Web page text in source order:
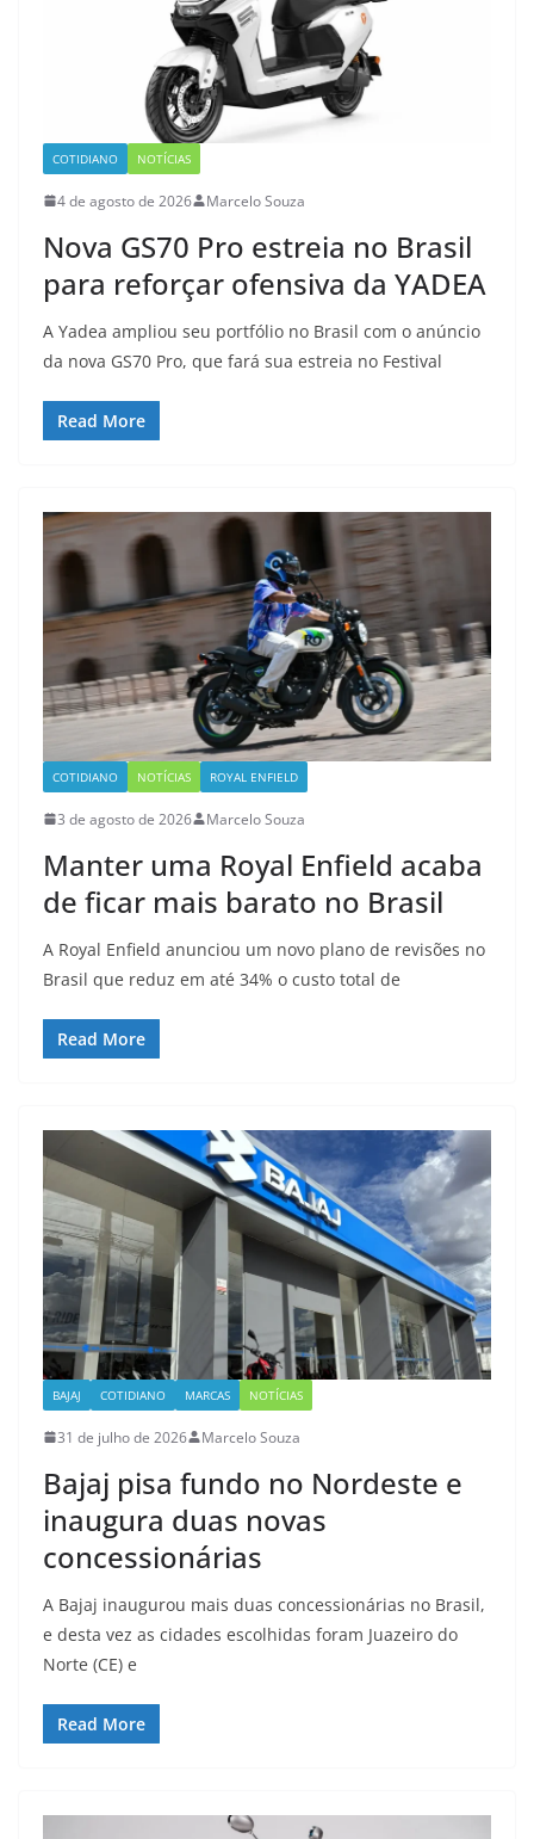
COTIDIANO NOTÍCIAS
4 de agosto de 2026 Marcelo Souza
Nova GS70 Pro estreia no Brasil
para reforçar ofensiva da YADEA
A Yadea ampliou seu portfólio no Brasil com o anúncio
da nova GS70 Pro, que fará sua estreia no Festival
Read More
COTIDIANO NOTÍCIAS ROYAL ENFIELD
3 de agosto de 2026 Marcelo Souza
Manter uma Royal Enfield acaba
de ficar mais barato no Brasil
A Royal Enfield anunciou um novo plano de revisões no
Brasil que reduz em até 34% o custo total de
Read More
BAJAJ COTIDIANO MARCAS NOTÍCIAS
31 de julho de 2026 Marcelo Souza
Bajaj pisa fundo no Nordeste e
inaugura duas novas
concessionárias
A Bajaj inaugurou mais duas concessionárias no Brasil,
e desta vez as cidades escolhidas foram Juazeiro do
Norte (CE) e
Read More